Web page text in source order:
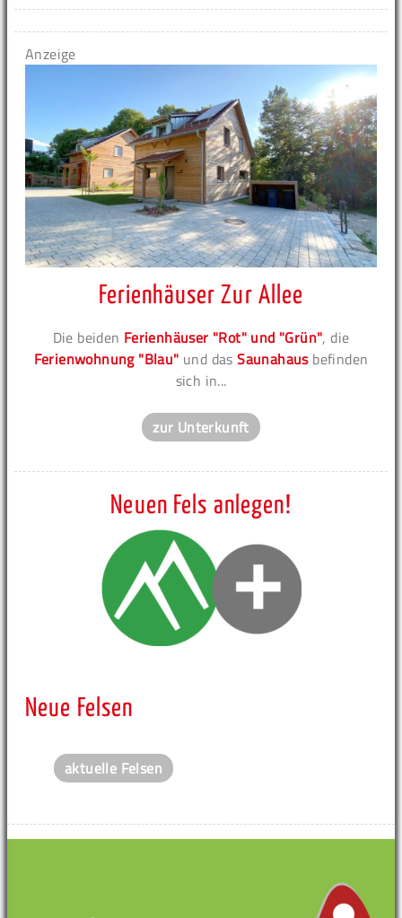
Anzeige
Ferienhäuser Zur Allee
Die beiden Ferienhäuser "Rot" und "Grün", die
Ferienwohnung "Blau" und dasSaunahausbefinden
sich in...
zur Unterkunft
Neuen Fels anlegen!
Neue Felsen
aktuelle Felsen